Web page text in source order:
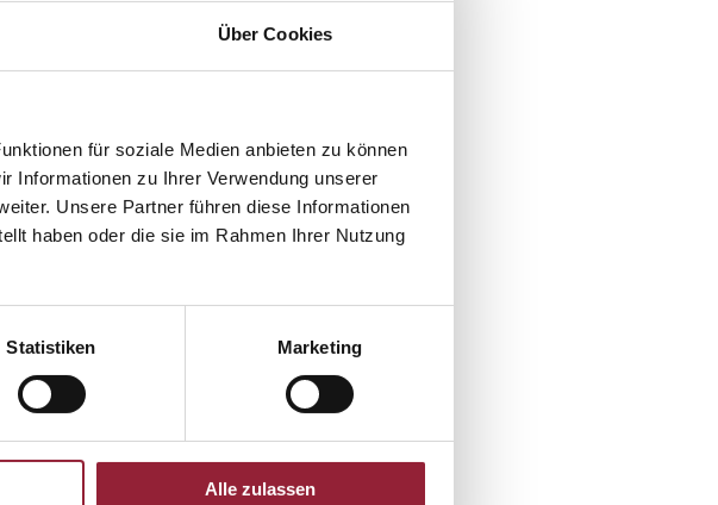
Über Cookies
für soziale Medien anbieten zu können
Informationen zu Ihrer Verwendung unserer
Unsere Partner führen diese Informationen
haben oder die sie im Rahmen Ihrer Nutzung
Statistiken Marketing
Alle zulassen